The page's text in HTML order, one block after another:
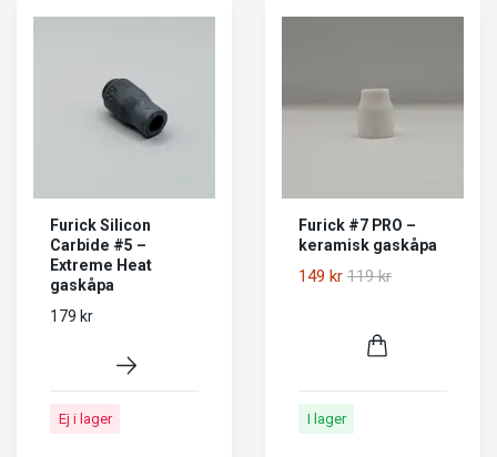
Furick Silicon
Carbide #5 –
Extreme Heat
gaskåpa
179 kr
Ej i lager
Furick #7 PRO –
keramisk gaskåpa
149 kr 119 kr
I lager